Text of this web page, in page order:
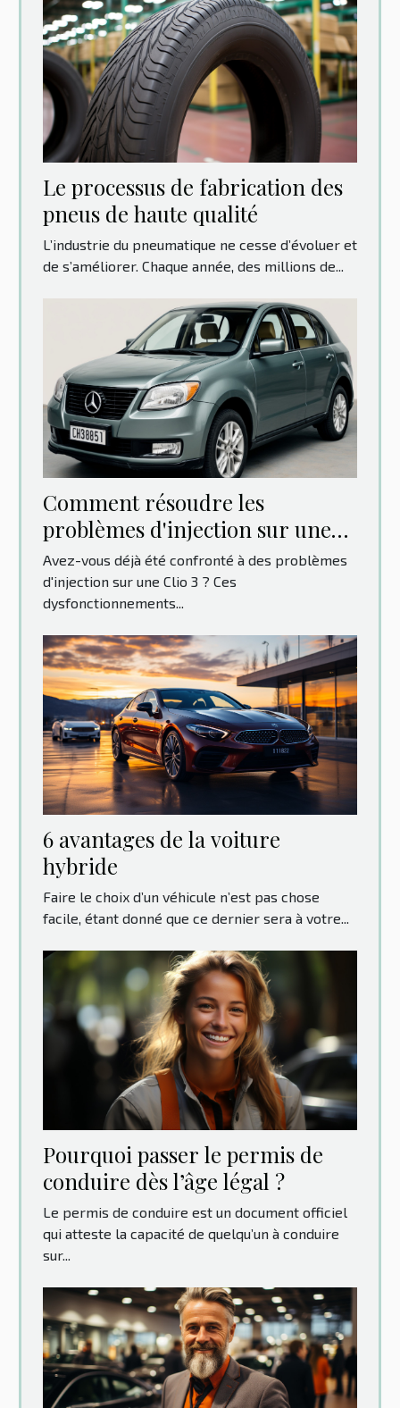
Le processus de fabrication des
pneus de haute qualité
L’industrie du pneumatique ne cesse d’évoluer et
de s’améliorer. Chaque année, des millions de...
Comment résoudre les
problèmes d'injection sur une
Clio 3 : Guide pas à pas
Avez-vous déjà été confronté à des problèmes
d'injection sur une Clio 3 ? Ces
dysfonctionnements...
6 avantages de la voiture
hybride
Faire le choix d’un véhicule n’est pas chose
facile, étant donné que ce dernier sera à votre...
Pourquoi passer le permis de
conduire dès l’âge légal ?
Le permis de conduire est un document officiel
qui atteste la capacité de quelqu’un à conduire
sur...